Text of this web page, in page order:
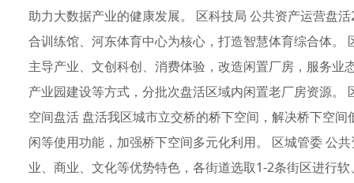
助力大数据产业的健康发展。 区科技局 公共资产运营盘
合训练馆、河东体育中心为核心，打造智慧体育综合体
主导产业、文创科创、消费体验，改造闲置厂房，服务
产业园建设等方式，分批次盘活区域内闲置老厂房资源
空间盘活 盘活我区城市立交桥的桥下空间，解决桥下空
闲等使用功能，加强桥下空间多元化利用。 区城管委 公
业、商业、文化等优势特色，各街道选取1-2条街区进行